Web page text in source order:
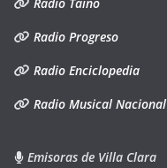
Radio Taíno
Radio Progreso
Radio Enciclopedia
Radio Musical Nacional
Emisoras de Villa Clara